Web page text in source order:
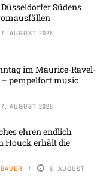
Südens
7. AUGUST 2026
im Maurice-Ravel-
– pempelfort music
7. AUGUST 2026
ehren endlich
Houck erhält die
6. AUGUST